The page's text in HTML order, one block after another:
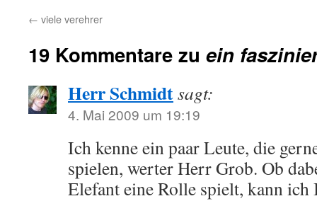
← viele verehrer
19 Kommentare zu ein
Herr Schmidtsagt:
4. Mai 2009 um 19:19
Ich kenne ein paar Leute, die
spielen, werter Herr Grob. Ob
Elefant eine Rolle spielt, kann ich